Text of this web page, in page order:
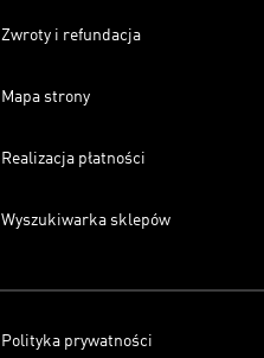
Zwroty i refundacja
Mapa strony
Realizacja płatności
Wyszukiwarka sklepów
Polityka prywatności